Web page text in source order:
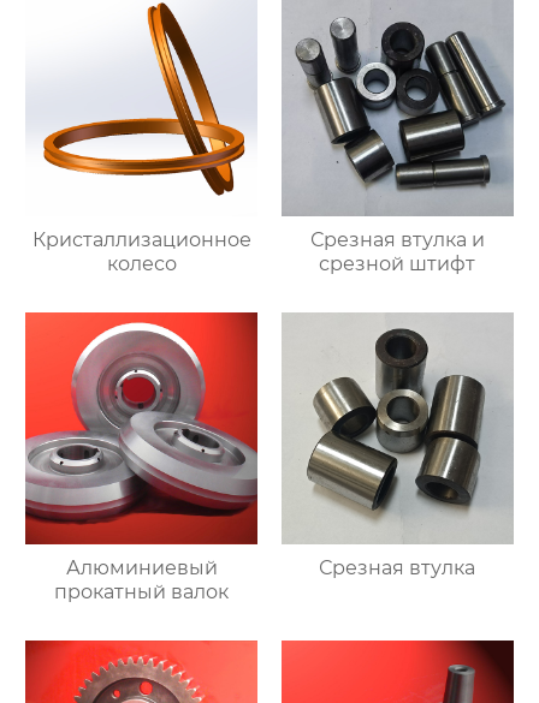
Кристаллизационное
колесо
Срезная втулка и
срезной штифт
Алюминиевый
прокатный валок
Срезная втулка